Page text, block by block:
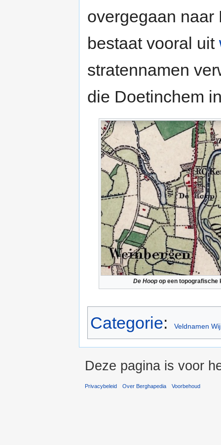
overgegaan
bestaat vooral uit
stratennamen
die Doetinchem
De Hoopop een topografische
Categorie: Veldnamen
Deze pagina is voor
Privacybeleid Over Berghapedia Voorbehoud